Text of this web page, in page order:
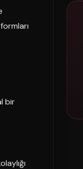
bir